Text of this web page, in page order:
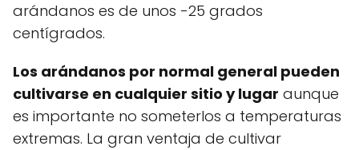
arándanos es de unos -25 grados
centígrados.
Los arándanos por normal general pueden
cultivarse en cualquier sitio y lugar aunque
es importante no someterlos a temperaturas
extremas. La gran ventaja de cultivar